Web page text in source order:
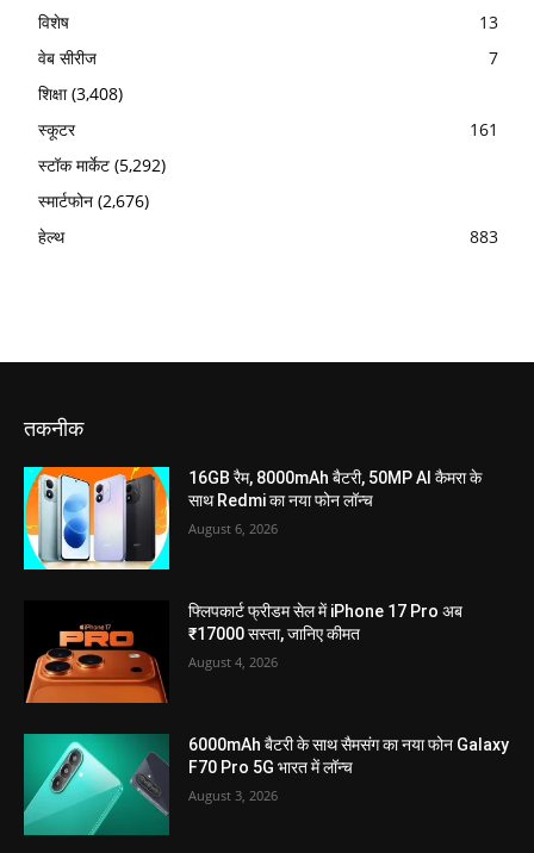
विशेष
13
वेब सीरीज
7
शिक्षा(3,408)
स्कूटर
161
स्टॉक मार्केट (5,292)
स्मार्टफोन (2,676)
हेल्थ
883
तकनीक
16GB रैम, 8000mAh बैटरी, 50MP AI कैमरा के
साथ Redmi का नया फोन लॉन्च
August 6, 2026
फ्लिपकार्ट फ्रीडम सेल में iPhone 17 Pro अब
₹17000 सस्ता, जानिए कीमत
August 4, 2026
6000mAh बैटरी के साथ सैमसंग का नया फोन Galaxy
F70 Pro 5G भारत में लॉन्च
August 3, 2026